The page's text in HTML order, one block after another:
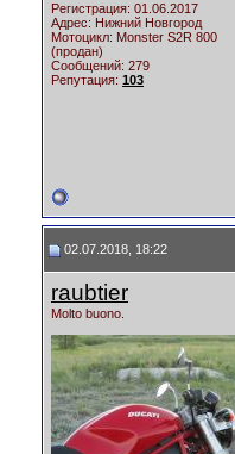
Регистрация: 01.06.2017
Адрес: Нижний Новгород
Мотоцикл: Monster S2R 800
(продан)
Сообщений: 279
Репутация: 103
02.07.2018, 18:22
raubtier
Molto buono.